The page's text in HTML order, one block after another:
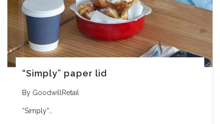
“Simply” paper lid
By GoodwillRetail
“Simply”…